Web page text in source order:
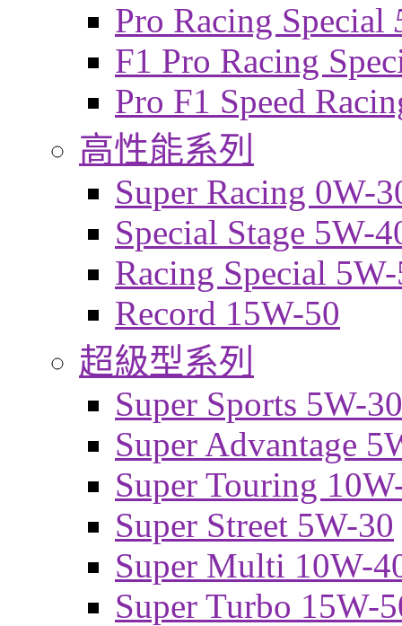
Pro Racing Special
F1 Pro Racing
Pro F1 Speed
高性能系列
Super Racing 0W-
Special Stage 5W-
Racing Special
Record 15W-50
超級型系列
Super Sports 5W-30
Super Advantage
Super Touring
Super Street 5W-30
Super Multi 10W-
Super Turbo 15W-